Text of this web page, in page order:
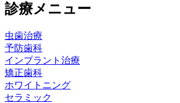
診療メニュー
虫歯治療
予防歯科
インプラント治療
矯正歯科
ホワイトニング
セラミック